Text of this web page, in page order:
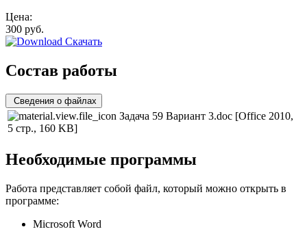
Цена:
300 руб.
Скачать
Состав работы
Сведения о файлах
Задача 59 Вариант 3.doc [Office 2010,
5 стр., 160 KB]
Необходимые программы
Работа представляет собой файл, который можно открыть в
программе:
Microsoft Word